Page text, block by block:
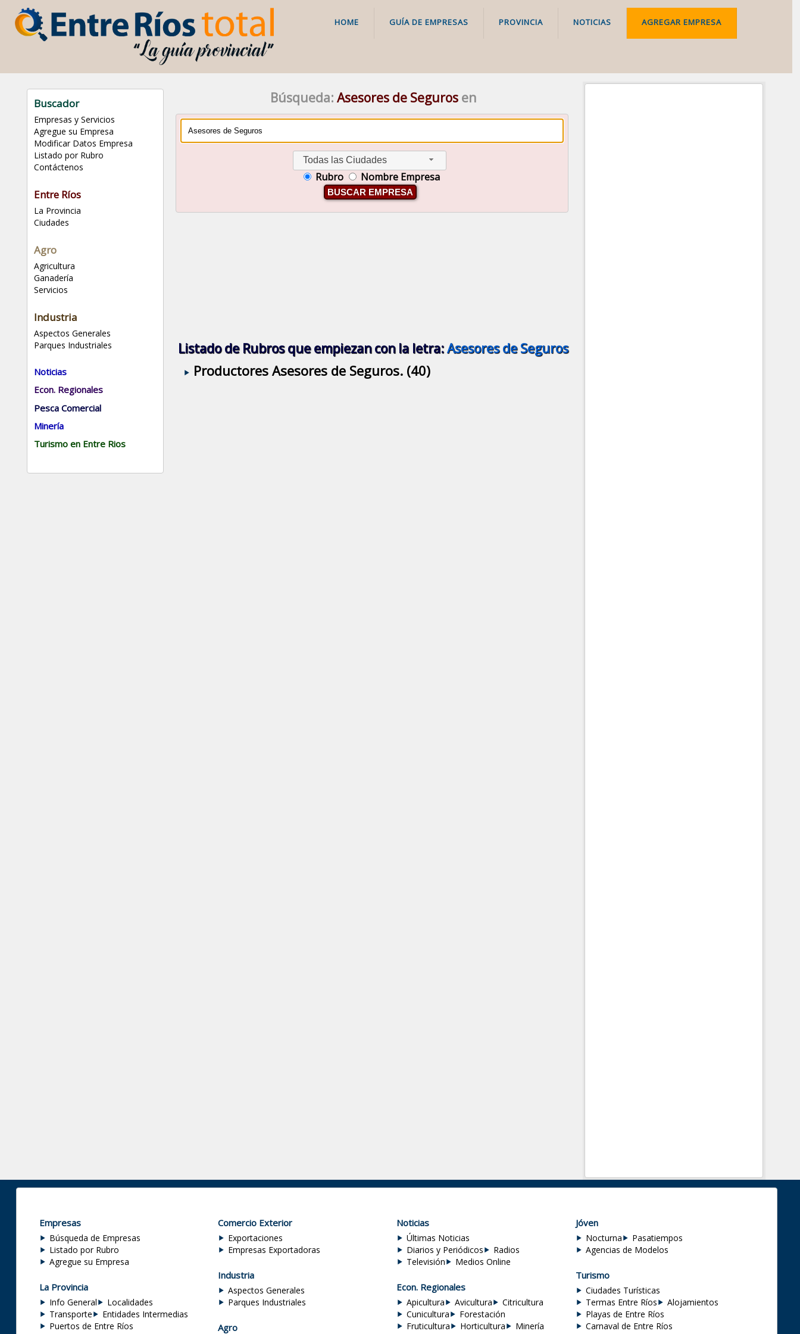
HOME GUÍA DE EMPRESAS PROVINCIA NOTICIAS AGREGAR EMPRESA
Buscador
Empresas y Servicios
Agregue su Empresa
Modificar Datos Empresa
Listado por Rubro
Contáctenos
Entre Ríos
La Provincia
Ciudades
Agro
Agricultura
Ganadería
Servicios
Industria
Aspectos Generales
Parques Industriales
Noticias
Econ. Regionales
Pesca Comercial
Minería
Turismo en Entre Rios
Búsqueda:Asesores de Seguros en
Todas las Ciudades
Rubro Nombre Empresa
BUSCAR EMPRESA
Listado de Rubros que empiezan con la letra:Asesores de Seguros
Productores Asesores de Seguros. (40)
Empresas
Búsqueda de Empresas
Listado por Rubro
Agregue su Empresa
La Provincia
Info General
Localidades
Transporte
Entidades Intermedias
Puertos de Entre Ríos
Comercio Exterior
Exportaciones
Empresas Exportadoras
Industria
Aspectos Generales
Parques Industriales
Agro
Noticias
Últimas Noticias
Diarios y Periódicos
Radios
Televisión
Medios Online
Econ. Regionales
Apicultura Avicultura
Citricultura
Cunicultura
Forestación
Fruticultura
Horticultura
Minería
Jóven
Nocturna
Pasatiempos
Agencias de Modelos
Turismo
Ciudades Turísticas
Termas Entre Ríos
Alojamientos
Playas de Entre Ríos
Carnaval de Entre Ríos